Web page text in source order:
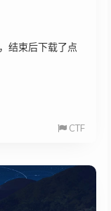
结束后下载了点
CTF